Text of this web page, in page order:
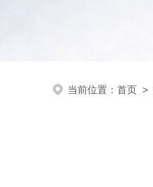
当前位置： 首页 >